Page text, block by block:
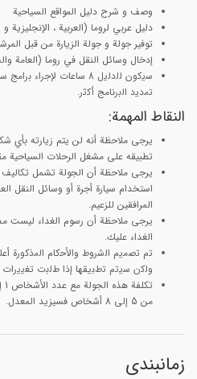
وصف و شرح دليل المواقع السياحية
دليل عربي لروما (العربية ، الإنجليزية و
توفير جولة و جولة الزيارة من قبل
إدخال وسائل النقل في روما (العامة
ﺳﯾﮐون ﻟﻟدﻟﯾل 8 ﺳﺎﻋﺎت
ﺗﻣدﯾد اﻟﺑرﻧﺎﻣﺞ أﮐﺛر.
النقاط المهمة:
يرجى ملاحظة أنه لن يتم زيارته بأي
تطبيقه على مشغل الرحلات السياحية
يرجى ملاحظة أن الجولة تشمل
استخدام سيارة أجرة أو وسائل النقل
المرافقين للزعيم.
يرجى ملاحظة أن رسوم الغداء ليست
الغداء عليك.
ﺗم ﺗﺻﻣﯾم اﻟﺷروط واﻷﺣﮐﺎم اﻟﻣذﮐورة
وﻟﮐن ﺳﯾﺗم ﺗطﺑﯾﻘﮭﺎ إذا طﻟﺑت
من 5 إلى 8 أشخاص فسيزيد المعدل.
زمانبندی